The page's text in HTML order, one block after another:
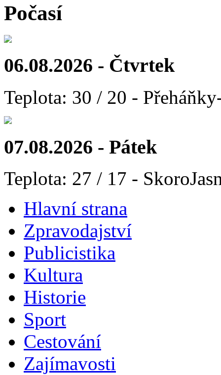
Počasí
06.08.2026 - Čtvrtek
Teplota: 30 / 20 -
07.08.2026 - Pátek
Teplota: 27 / 17 -
Hlavní strana
Zpravodajství
Publicistika
Kultura
Historie
Sport
Cestování
Zajímavosti